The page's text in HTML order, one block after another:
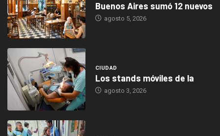
Buenos Aires sumó 12 nuevos
agosto 5, 2026
CIUDAD
Los stands móviles de la
agosto 3, 2026